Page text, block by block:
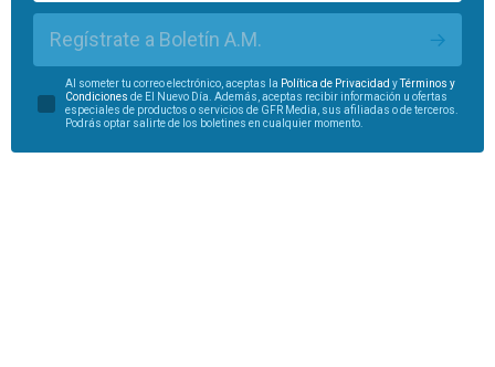
Regístrate a Boletín A.M.
Al someter tu correo electrónico, aceptas la Política de Privacidad yTérminos y
Condiciones de El Nuevo Día. Además, aceptas recibir información u ofertas
especiales de productos o servicios de GFR Media, sus afiliadas o de terceros.
Podrás optar salirte de los boletines en cualquier momento.